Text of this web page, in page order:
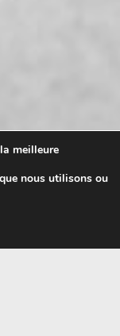
meilleure
nous utilisons ou